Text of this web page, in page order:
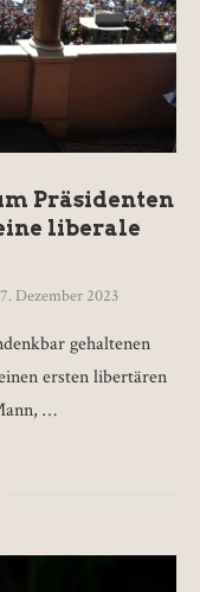
Präsidenten
liberale
Dezember 2023
gehaltenen
ersten libertären
…